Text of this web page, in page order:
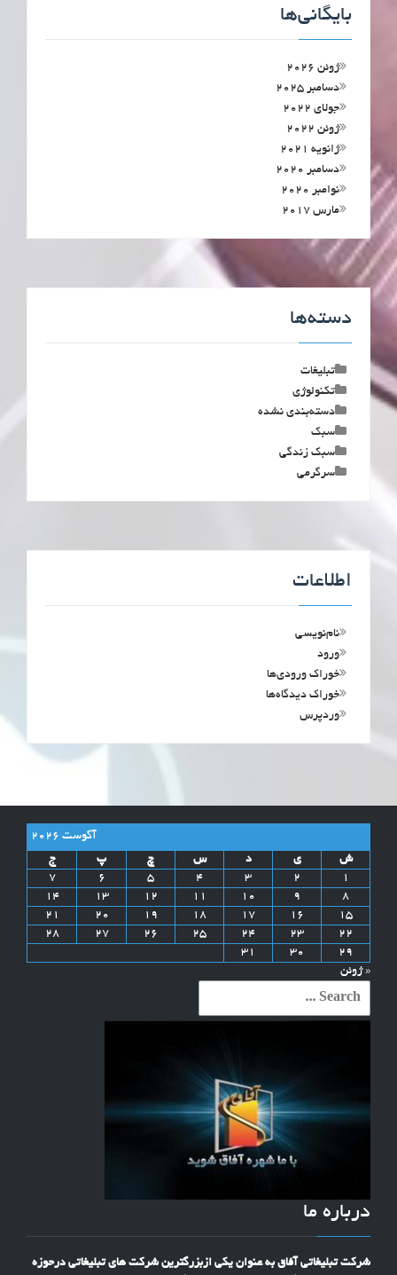
بایگانی‌ها
ژوئن 2026
دسامبر 2025
جولای 2022
ژوئن 2022
ژانویه 2021
دسامبر 2020
نوامبر 2020
مارس 2017
دسته‌ها
تبلیغات
تکنولوژی
دسته‌بندی نشده
سبک
سبک زندگی
سرگرمی
اطلاعات
نام‌نویسی
ورود
خوراک ورودی‌ها
خوراک دیدگاه‌ها
وردپرس
آگوست 2026
ش
ی د س چ پ
ج
1
2
3
4
5
6
7
8
9
10
11
12
13
14
15
16
17
18
19
20
21
22
23
24
25
26
27
28
29
30
31
« ژوئن
Search
درباره ما
شرکت تبلیغاتی آفاق به عنوان یکی ازبزرگترین شرکت های تبلیغاتی درحوزه